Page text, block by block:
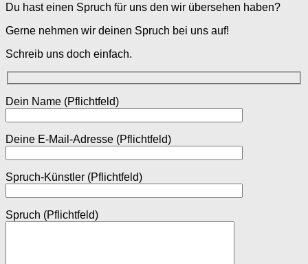
Du hast einen Spruch für uns den wir übersehen haben?
Gerne nehmen wir deinen Spruch bei uns auf!
Schreib uns doch einfach.
Dein Name (Pflichtfeld)
Deine E-Mail-Adresse (Pflichtfeld)
Spruch-Künstler (Pflichtfeld)
Spruch (Pflichtfeld)